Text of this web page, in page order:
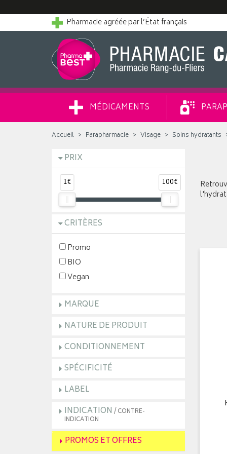
Pharmacie agréée par l’État français
MÉDICAMENTS
Accueil Parapharmacie Visage Soins hydratants
PRIX
1€ 100€
CRITÈRES
Promo
BIO
Vegan
MARQUE
NATURE DE PRODUIT
CONDITIONNEMENT
SPÉCIFICITÉ
LABEL
INDICATION / CONTRE-
INDICATION
PROMOS ET OFFRES